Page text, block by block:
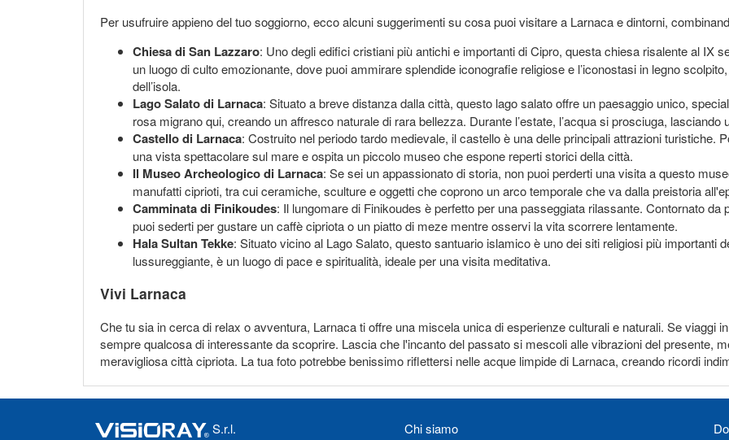
Per usufruire appieno del tuo soggiorno, ecco alcuni suggerimenti su cosa puoi visitare a Larnaca e dintorni,
Chiesa di San Lazzaro: Uno degli edifici cristiani più antichi e importanti di Cipro, questa chiesa risalente al IX
un luogo di culto emozionante, dove puoi ammirare splendide iconografie religiose e l’iconostasi in legno
dell’isola.
Lago Salato di Larnaca: Situato a breve distanza dalla città, questo lago salato offre un paesaggio unico,
rosa migrano qui, creando un affresco naturale di rara bellezza. Durante l’estate, l’acqua si prosciuga,
Castello di Larnaca: Costruito nel periodo tardo medievale, il castello è una delle principali attrazioni turistiche.
una vista spettacolare sul mare e ospita un piccolo museo che espone reperti storici della città.
Il Museo Archeologico di Larnaca: Se sei un appassionato di storia, non puoi perderti una visita a questo
manufatti ciprioti, tra cui ceramiche, sculture e oggetti che coprono un arco temporale che va dalla preistoria
Camminata di Finikoudes: Il lungomare di Finikoudes è perfetto per una passeggiata rilassante. Contornato
puoi sederti per gustare un caffè cipriota o un piatto di meze mentre osservi la vita scorrere lentamente.
Hala Sultan Tekke: Situato vicino al Lago Salato, questo santuario islamico è uno dei siti religiosi più importanti
lussureggiante, è un luogo di pace e spiritualità, ideale per una visita meditativa.
Vivi Larnaca
Che tu sia in cerca di relax o avventura, Larnaca ti offre una miscela unica di esperienze culturali e naturali. Se viaggi
sempre qualcosa di interessante da scoprire. Lascia che l'incanto del passato si mescoli alle vibrazioni del presente,
meravigliosa città cipriota. La tua foto potrebbe benissimo riflettersi nelle acque limpide di Larnaca, creando ricordi
S.r.l.
Chi siamo